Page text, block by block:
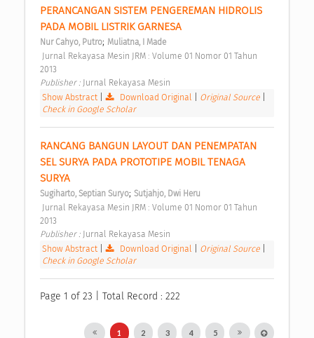
PERANCANGAN SISTEM PENGEREMAN HIDROLIS
PADA MOBIL LISTRIK GARNESA
Nur Cahyo, Putro; Muliatna, I Made
2013
Publisher : Jurnal Rekayasa Mesin
Show Abstract| Download Original Original Source
Check in Google Scholar
RANCANG BANGUN LAYOUT DAN PENEMPATAN
SEL SURYA PADA PROTOTIPE MOBIL TENAGA
SURYA
Sugiharto, Septian Suryo; Sutjahjo, Dwi Heru
2013
Publisher : Jurnal Rekayasa Mesin
Show Abstract| Download Original Original Source
Check in Google Scholar
Page 1 of 23 | Total Record : 222
1 2 3 4 5